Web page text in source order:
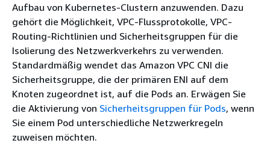
Aufbau von Kubernetes-Clustern anzuwenden. Dazu
gehört die Möglichkeit, VPC-Flussprotokolle, VPC-
Routing-Richtlinien und Sicherheitsgruppen für die
Isolierung des Netzwerkverkehrs zu verwenden.
Standardmäßig wendet das Amazon VPC CNI die
Sicherheitsgruppe, die der primären ENI auf dem
Knoten zugeordnet ist, auf die Pods an. Erwägen Sie
die Aktivierung von Sicherheitsgruppen für Pods, wenn
Sie einem Pod unterschiedliche Netzwerkregeln
zuweisen möchten.